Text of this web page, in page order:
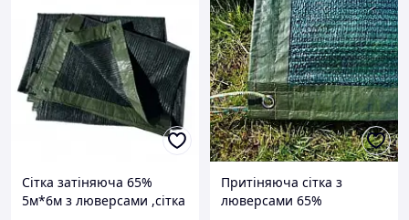
Сітка затіняюча 65%
5м*6м з люверсами ,сітка
Притіняюча сітка з
люверсами 65%